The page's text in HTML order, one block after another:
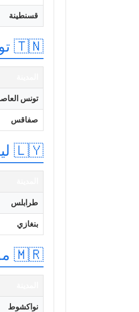
قسنطينة
🇹🇳 تونس
تونس
صفاقس
🇱🇾 ليبيا
طرابلس
بنغازي
🇲🇷 موريتانيا
نواكشوط